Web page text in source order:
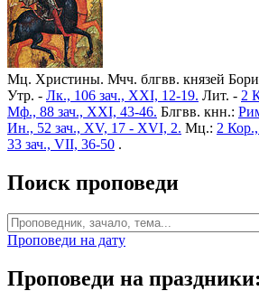
Мц. Христины. Мчч. блгвв. князей
Утр. - Лк., 106 зач., XXI, 12-19. Лит. - 2
Мф., 88 зач., XXI, 43-46. Блгвв. кнн.:
Ин., 52 зач., XV, 17 - XVI, 2. Мц.: 2
33 зач., VII, 36-50 .
Поиск проповеди
Проповеди на дату
Проповеди на праздники: